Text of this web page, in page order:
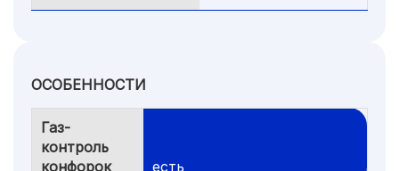
ОСОБЕННОСТИ
Газ-
контроль
конфорок
есть